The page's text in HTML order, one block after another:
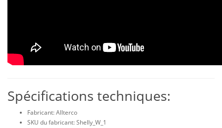
Spécifications techniques:
Fabricant: Allterco
SKU du fabricant: Shelly_W_1